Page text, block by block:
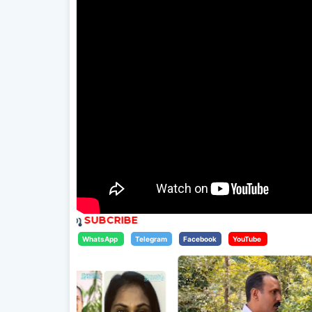
WhatsApp Telegram Facebook YouTube